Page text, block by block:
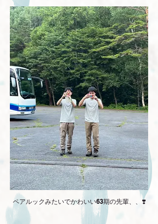
ペアルックみたいでかわいい63期の先輩、、❣️